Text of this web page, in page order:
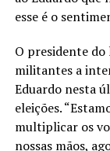
esse é o
O presidente do
militantes a
Eduardo nesta
eleições.
multiplicar os
nossas mãos,